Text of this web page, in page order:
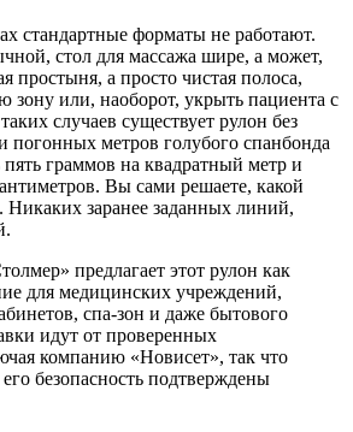
стандартные форматы не работают.
стол для массажа шире, а может,
простыня, а просто чистая полоса,
зону или, наоборот, укрыть пациента с
случаев существует рулон без
метров голубого спанбонда
граммов на квадратный метр и
Вы сами решаете, какой
Никаких заранее заданных линий,
предлагает этот рулон как
для медицинских учреждений,
спа-зон и даже бытового
идут от проверенных
компанию «Новисет», так что
безопасность подтверждены